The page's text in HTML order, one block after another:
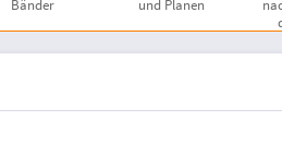
Bänder
und Planen